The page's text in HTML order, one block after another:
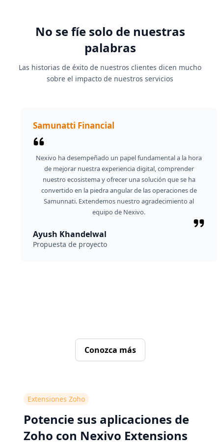
70+
No se fíe solo de nuestras
palabras
Las historias de éxito de nuestros clientes dicen mucho
sobre el impacto de nuestros servicios
Samunatti Financial
Nexivo ha desempeñado un papel fundamental a la hora
de mejorar nuestra experiencia digital, comprender
nuestro ecosistema y ofrecer una solución que se ha
convertido en la piedra angular de las operaciones de
Samunnati. Extendemos nuestro agradecimiento al
equipo de Nexivo.
Ayush Khandelwal
Propuesta de proyecto
Conozca más
Extensiones Zoho
Potencie sus aplicaciones de
Zoho con Nexivo Extensions